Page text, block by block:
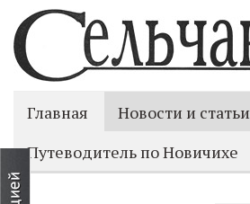
Главная Новости и статьи
Путеводитель по Новичихе